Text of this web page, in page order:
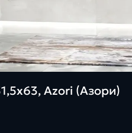
Azori (Азори)